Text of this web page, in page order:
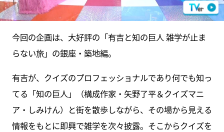
今回の企画は、大好評の「有吉と知の巨人 雑学が止ま
らない旅」の銀座・築地編。
有吉が、クイズのプロフェッショナルであり何でも知っ
てる「知の巨人」（構成作家・矢野了平＆クイズマニ
ア・しみけん）と街を散歩しながら、その場から見える
情報をもとに即興で雑学を次々披露。そこからクイズを